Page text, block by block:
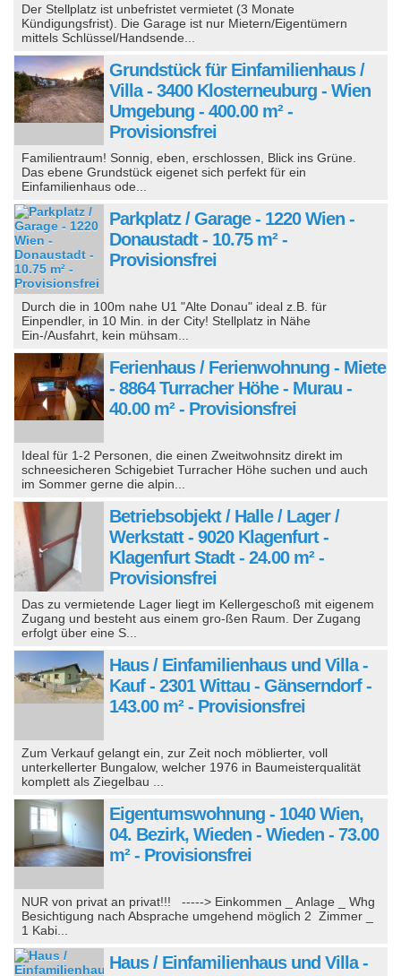
Der Stellplatz ist unbefristet vermietet (3 Monate
Kündigungsfrist). Die Garage ist nur Mietern/Eigentümern
mittels Schlüssel/Handsende...
Grundstück für Einfamilienhaus /
Villa - 3400 Klosterneuburg - Wien
Umgebung - 400.00 m² -
Provisionsfrei
Familientraum! Sonnig, eben, erschlossen, Blick ins Grüne.
Das ebene Grundstück eigenet sich perfekt für ein
Einfamilienhaus ode...
Parkplatz / Garage - 1220 Wien -
Donaustadt - 10.75 m² -
Provisionsfrei
Durch die in 100m nahe U1 "Alte Donau" ideal z.B. für
Einpendler, in 10 Min. in der City! Stellplatz in Nähe
Ein-/Ausfahrt, kein mühsam...
Ferienhaus / Ferienwohnung - Miete
- 8864 Turracher Höhe - Murau -
40.00 m² - Provisionsfrei
Ideal für 1-2 Personen, die einen Zweitwohnsitz direkt im
schneesicheren Schigebiet Turracher Höhe suchen und auch
im Sommer gerne die alpin...
Betriebsobjekt / Halle / Lager /
Werkstatt - 9020 Klagenfurt -
Klagenfurt Stadt - 24.00 m² -
Provisionsfrei
Das zu vermietende Lager liegt im Kellergeschoß mit eigenem
Zugang und besteht aus einem gro-ßen Raum. Der Zugang
erfolgt über eine S...
Haus / Einfamilienhaus und Villa -
Kauf - 2301 Wittau - Gänserndorf -
143.00 m² - Provisionsfrei
Zum Verkauf gelangt ein, zur Zeit noch möblierter, voll
unterkellerter Bungalow, welcher 1976 in Baumeisterqualität
komplett als Ziegelbau ...
Eigentumswohnung - 1040 Wien,
04. Bezirk, Wieden - Wieden - 73.00
m² - Provisionsfrei
NUR von privat an privat!!! -----> Einkommen _ Anlage _ Whg
Besichtigung nach Absprache umgehend möglich 2 Zimmer _
1 Kabi...
Haus / Einfamilienhaus und Villa -